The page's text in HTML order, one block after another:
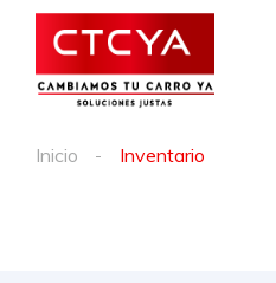
Inicio Inventario